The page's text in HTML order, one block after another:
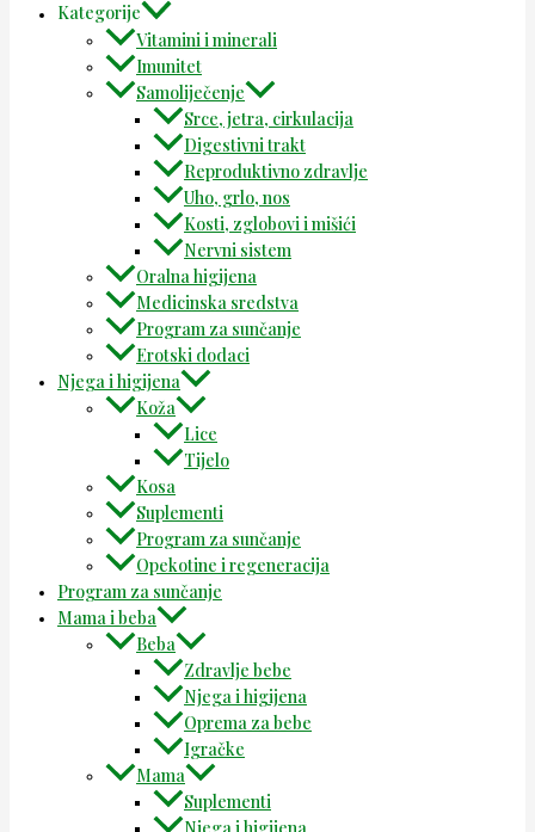
Kategorije
Vitamini i minerali
Imunitet
Samoliječenje
Srce, jetra, cirkulacija
Digestivni trakt
Reproduktivno zdravlje
Uho, grlo, nos
Kosti, zglobovi i mišići
Nervni sistem
Oralna higijena
Medicinska sredstva
Program za sunčanje
Erotski dodaci
Njega i higijena
Koža
Lice
Tijelo
Kosa
Suplementi
Program za sunčanje
Opekotine i regeneracija
Program za sunčanje
Mama i beba
Beba
Zdravlje bebe
Njega i higijena
Oprema za bebe
Igračke
Mama
Suplementi